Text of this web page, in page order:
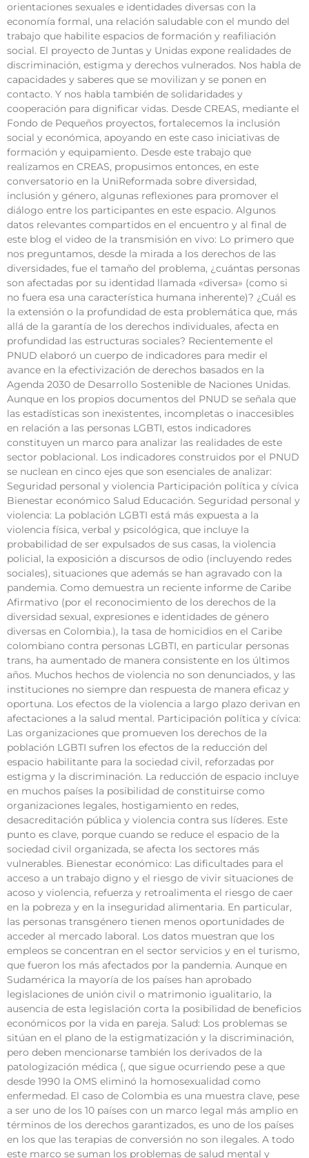
orientaciones sexuales e identidades diversas con la
economía formal, una relación saludable con el mundo del
trabajo que habilite espacios de formación y reafiliación
social. El proyecto de Juntas y Unidas expone realidades de
discriminación, estigma y derechos vulnerados. Nos habla de
capacidades y saberes que se movilizan y se ponen en
contacto. Y nos habla también de solidaridades y
cooperación para dignificar vidas. Desde CREAS, mediante el
Fondo de Pequeños proyectos, fortalecemos la inclusión
social y económica, apoyando en este caso iniciativas de
formación y equipamiento. Desde este trabajo que
realizamos en CREAS, propusimos entonces, en este
conversatorio en la UniReformada sobre diversidad,
inclusión y género, algunas reflexiones para promover el
diálogo entre los participantes en este espacio. Algunos
datos relevantes compartidos en el encuentro y al final de
este blog el video de la transmisión en vivo: Lo primero que
nos preguntamos, desde la mirada a los derechos de las
diversidades, fue el tamaño del problema, ¿cuántas personas
son afectadas por su identidad llamada «diversa» (como si
no fuera esa una característica humana inherente)? ¿Cuál es
la extensión o la profundidad de esta problemática que, más
allá de la garantía de los derechos individuales, afecta en
profundidad las estructuras sociales? Recientemente el
PNUD elaboró un cuerpo de indicadores para medir el
avance en la efectivización de derechos basados en la
Agenda 2030 de Desarrollo Sostenible de Naciones Unidas.
Aunque en los propios documentos del PNUD se señala que
las estadísticas son inexistentes, incompletas o inaccesibles
en relación a las personas LGBTI, estos indicadores
constituyen un marco para analizar las realidades de este
sector poblacional. Los indicadores construidos por el PNUD
se nuclean en cinco ejes que son esenciales de analizar:
Seguridad personal y violencia Participación política y cívica
Bienestar económico Salud Educación. Seguridad personal y
violencia: La población LGBTI está más expuesta a la
violencia física, verbal y psicológica, que incluye la
probabilidad de ser expulsados de sus casas, la violencia
policial, la exposición a discursos de odio (incluyendo redes
sociales), situaciones que además se han agravado con la
pandemia. Como demuestra un reciente informe de Caribe
Afirmativo (por el reconocimiento de los derechos de la
diversidad sexual, expresiones e identidades de género
diversas en Colombia.), la tasa de homicidios en el Caribe
colombiano contra personas LGBTI, en particular personas
trans, ha aumentado de manera consistente en los últimos
años. Muchos hechos de violencia no son denunciados, y las
instituciones no siempre dan respuesta de manera eficaz y
oportuna. Los efectos de la violencia a largo plazo derivan en
afectaciones a la salud mental. Participación política y cívica:
Las organizaciones que promueven los derechos de la
población LGBTI sufren los efectos de la reducción del
espacio habilitante para la sociedad civil, reforzadas por
estigma y la discriminación. La reducción de espacio incluye
en muchos países la posibilidad de constituirse como
organizaciones legales, hostigamiento en redes,
desacreditación pública y violencia contra sus líderes. Este
punto es clave, porque cuando se reduce el espacio de la
sociedad civil organizada, se afecta los sectores más
vulnerables. Bienestar económico: Las dificultades para el
acceso a un trabajo digno y el riesgo de vivir situaciones de
acoso y violencia, refuerza y retroalimenta el riesgo de caer
en la pobreza y en la inseguridad alimentaria. En particular,
las personas transgénero tienen menos oportunidades de
acceder al mercado laboral. Los datos muestran que los
empleos se concentran en el sector servicios y en el turismo,
que fueron los más afectados por la pandemia. Aunque en
Sudamérica la mayoría de los países han aprobado
legislaciones de unión civil o matrimonio igualitario, la
ausencia de esta legislación corta la posibilidad de beneficios
económicos por la vida en pareja. Salud: Los problemas se
sitúan en el plano de la estigmatización y la discriminación,
pero deben mencionarse también los derivados de la
patologización médica (, que sigue ocurriendo pese a que
desde 1990 la OMS eliminó la homosexualidad como
enfermedad. El caso de Colombia es una muestra clave, pese
a ser uno de los 10 países con un marco legal más amplio en
términos de los derechos garantizados, es uno de los países
en los que las terapias de conversión no son ilegales. A todo
este marco se suman los problemas de salud mental y